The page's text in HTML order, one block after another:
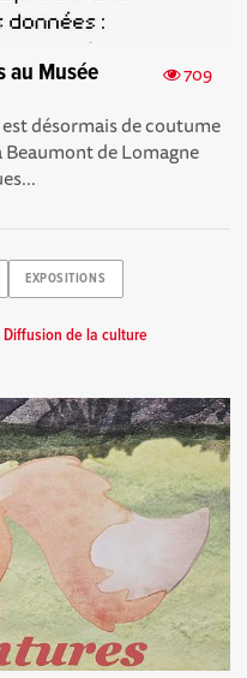
709
au Musée
désormais de coutume
de Lomagne
EXPOSITIONS
Diffusion de la culture